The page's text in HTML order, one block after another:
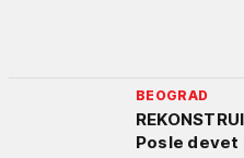
BEOGRAD
Posle devet